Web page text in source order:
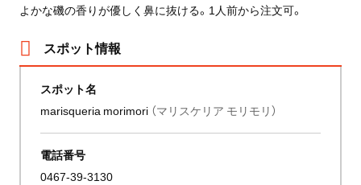
よかな磯の香りが優しく鼻に抜ける。1人前から注文可。
スポット情報
スポット名
marisqueria morimori （マリスケリア モリモリ）
電話番号
0467-39-3130